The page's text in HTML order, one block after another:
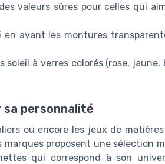
valeurs sûres pour celles qui
avant les montures
soleil à verres colorés (rose,
personnalité
ou encore les jeux de
proposent une sélection
qui correspond à son